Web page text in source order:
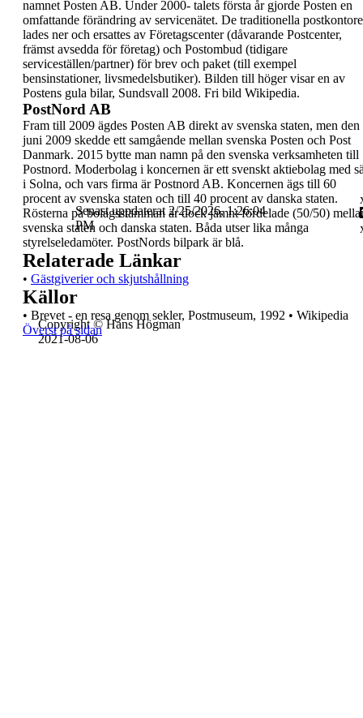
Copyright © Hans Högman
2021-08-06
Senast uppdaterat 2/25/2026, 1:26:04
PM
namnet Posten AB. Under 2000- talets första år gjorde Posten en
omfattande förändring av servicenätet. De traditionella
lades ner och ersattes av Företagscenter (dåvarande Postcenter,
främst avsedda för företag) och Postombud (tidigare
serviceställen/partner) för brev och paket (till exempel
bensinstationer, livsmedelsbutiker). Bilden till höger visar en av
Postens gula bilar, Sundsvall 2008. Fri bild Wikipedia.
PostNord AB
Fram till 2009 ägdes Posten AB direkt av svenska staten, men den
juni 2009 skedde ett samgående mellan svenska Posten och Post
Danmark. 2015 bytte man namn på den svenska verksamheten till
Postnord. Moderbolag i koncernen är ett svenskt aktiebolag med
i Solna, och vars firma är Postnord AB. Koncernen ägs till 60
procent av svenska staten och till 40 procent av danska staten.
Rösterna påbolagsstämman är dock jämnt fördelade (50/50)
svenska staten och danska staten. Båda utser lika många
styrelseledamöter. PostNords bilpark är blå.
Relaterade Länkar
• Gästgiverier och skjutshållning
Källor
• Brevet - en resa genom sekler, Postmuseum, 1992 • Wikipedia
Överst på sidan